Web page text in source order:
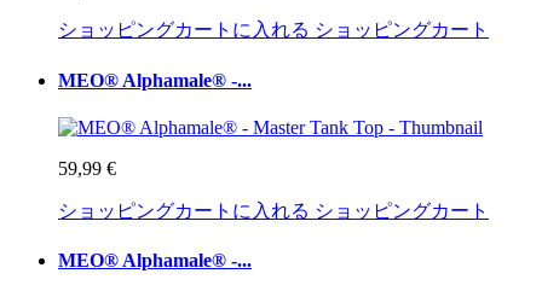
ショッピングカートに入れる ショッピングカート
MEO® Alphamale® -...
59,99 €
ショッピングカートに入れる ショッピングカート
MEO® Alphamale® -...